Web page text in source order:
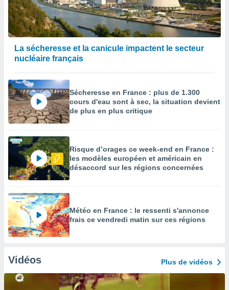
La sécheresse et la canicule impactent le secteur
nucléaire français
Sécheresse en France : plus de 1.300
cours d'eau sont à sec, la situation devient
de plus en plus critique
Risque d’orages ce week-end en France :
les modèles européen et américain en
désaccord sur les régions concernées
Météo en France : le ressenti s'annonce
frais ce vendredi matin sur ces régions
Vidéos Plus de vidéos